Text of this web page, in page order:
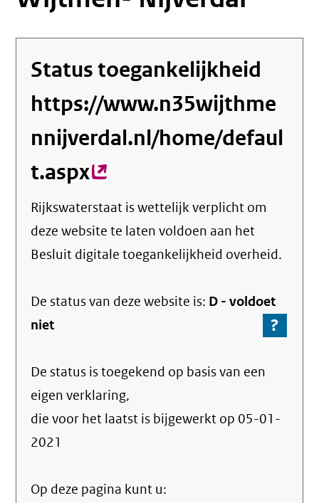
Status toegankelijkheid
https://www.n35wijthme
nnijverdal.nl/home/defaul
t.aspx(externe
link)
Rijkswaterstaat is wettelijk verplicht om
deze website te laten voldoen aan het
Besluit digitale toegankelijkheid overheid.
De status van dezewebsite is: D -voldoet
niet
?
Ga
over
De status is toegekend op basis van een
eigen verklaring,
die voor het laatst is bijgewerkt op 05-01-
2021
Op deze pagina kunt u: